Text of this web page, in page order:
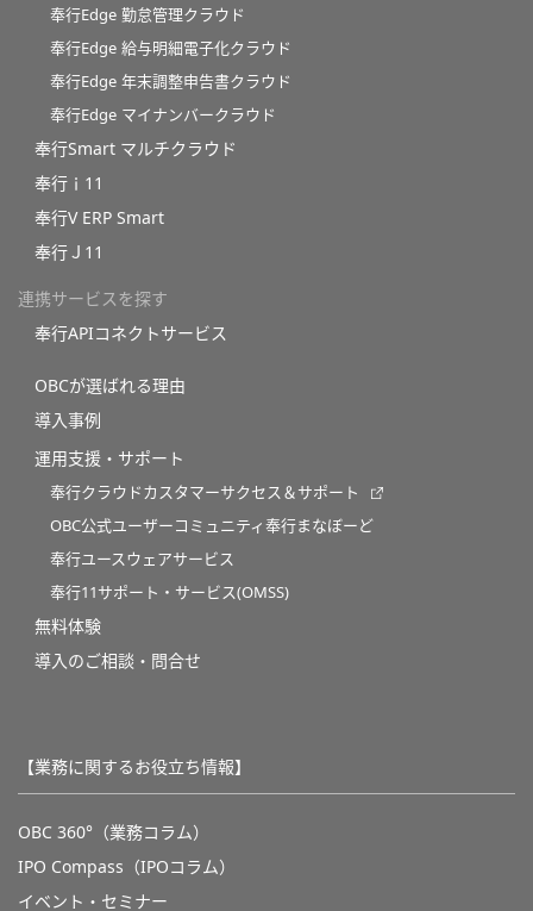
奉行Edge 勤怠管理クラウド
奉行Edge 給与明細電子化クラウド
奉行Edge 年末調整申告書クラウド
奉行Edge マイナンバークラウド
奉行Smart マルチクラウド
奉行ｉ11
奉行V ERP Smart
奉行Ｊ11
連携サービスを探す
奉行APIコネクトサービス
OBCが選ばれる理由
導入事例
運用支援・サポート
奉行クラウドカスタマーサクセス＆サポート
OBC公式ユーザーコミュニティ奉行まなぼーど
奉行ユースウェアサービス
奉行11サポート・サービス(OMSS)
無料体験
導入のご相談・問合せ
【業務に関するお役立ち情報】
OBC 360°（業務コラム）
IPO Compass（IPOコラム）
イベント・セミナー